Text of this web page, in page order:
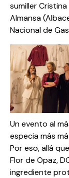
sumiller
Almansa
Nacional de
Un evento al
especia más
Por eso, allá
Flor de Opaz,
ingrediente